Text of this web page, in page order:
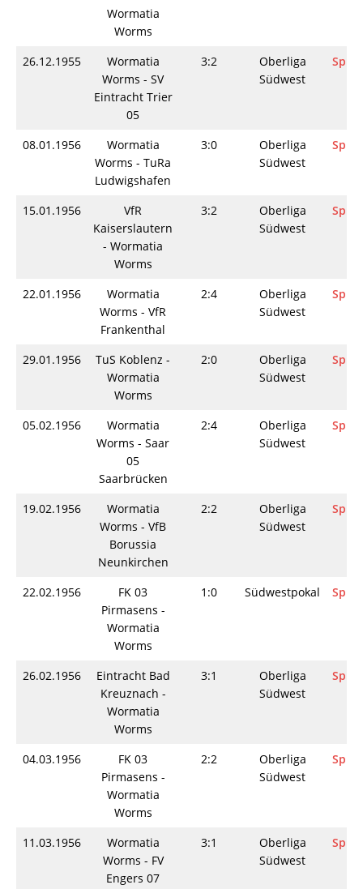
Wormatia
Worms
26.12.1955
Wormatia
Worms - SV
Eintracht Trier
05
3:2
Oberliga
Südwest
08.01.1956
Wormatia
Worms - TuRa
Ludwigshafen
3:0
Oberliga
Südwest
15.01.1956
VfR
Kaiserslautern
- Wormatia
Worms
3:2
Oberliga
Südwest
22.01.1956
Wormatia
Worms - VfR
Frankenthal
2:4
Oberliga
Südwest
29.01.1956
TuS Koblenz -
Wormatia
Worms
2:0
Oberliga
Südwest
05.02.1956
Wormatia
Worms - Saar
05
Saarbrücken
2:4
Oberliga
Südwest
19.02.1956
Wormatia
Worms - VfB
Borussia
Neunkirchen
2:2
Oberliga
Südwest
22.02.1956
FK 03
Pirmasens -
Wormatia
Worms
1:0 Südwestpokal
26.02.1956
Eintracht Bad
Kreuznach -
Wormatia
Worms
3:1
Oberliga
Südwest
04.03.1956
FK 03
Pirmasens -
Wormatia
Worms
2:2
Oberliga
Südwest
11.03.1956
Wormatia
Worms - FV
Engers 07
3:1
Oberliga
Südwest